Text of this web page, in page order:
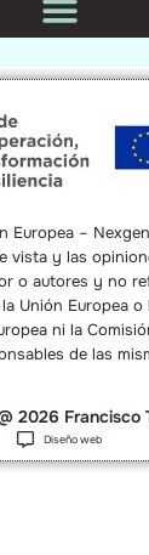
Europea –
vista y las
o autores y no
Unión Europea o
ni la
de las
2026 Francisco
Diseño web